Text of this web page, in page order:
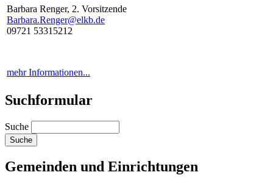
Barbara Renger, 2. Vorsitzende
Barbara.Renger@elkb.de
09721 53315212
mehr Informationen...
Suchformular
Suche
Gemeinden und Einrichtungen